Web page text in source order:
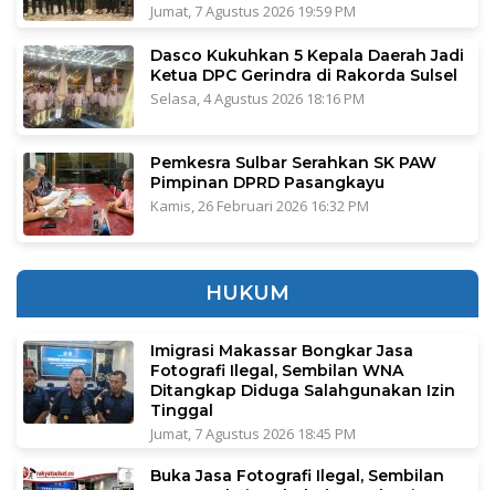
Jumat, 7 Agustus 2026 19:59 PM
Dasco Kukuhkan 5 Kepala Daerah Jadi
Ketua DPC Gerindra di Rakorda Sulsel
Selasa, 4 Agustus 2026 18:16 PM
Pemkesra Sulbar Serahkan SK PAW
Pimpinan DPRD Pasangkayu
Kamis, 26 Februari 2026 16:32 PM
HUKUM
Imigrasi Makassar Bongkar Jasa
Fotografi Ilegal, Sembilan WNA
Ditangkap Diduga Salahgunakan Izin
Tinggal
Jumat, 7 Agustus 2026 18:45 PM
Buka Jasa Fotografi Ilegal, Sembilan